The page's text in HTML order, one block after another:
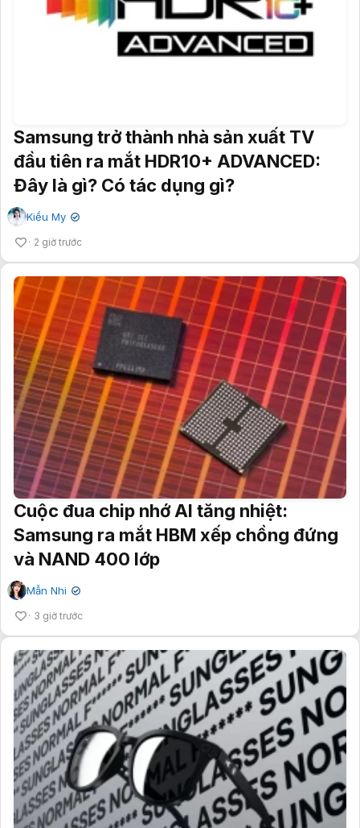
Samsung trở thành nhà sản xuất TV
đầu tiên ra mắt HDR10+ ADVANCED:
Đây là gì? Có tác dụng gì?
Kiều My ✔
2 giờ trước
Cuộc đua chip nhớ AI tăng nhiệt:
Samsung ra mắt HBM xếp chồng đứng
và NAND 400 lớp
Mẫn Nhi ✔
3 giờ trước